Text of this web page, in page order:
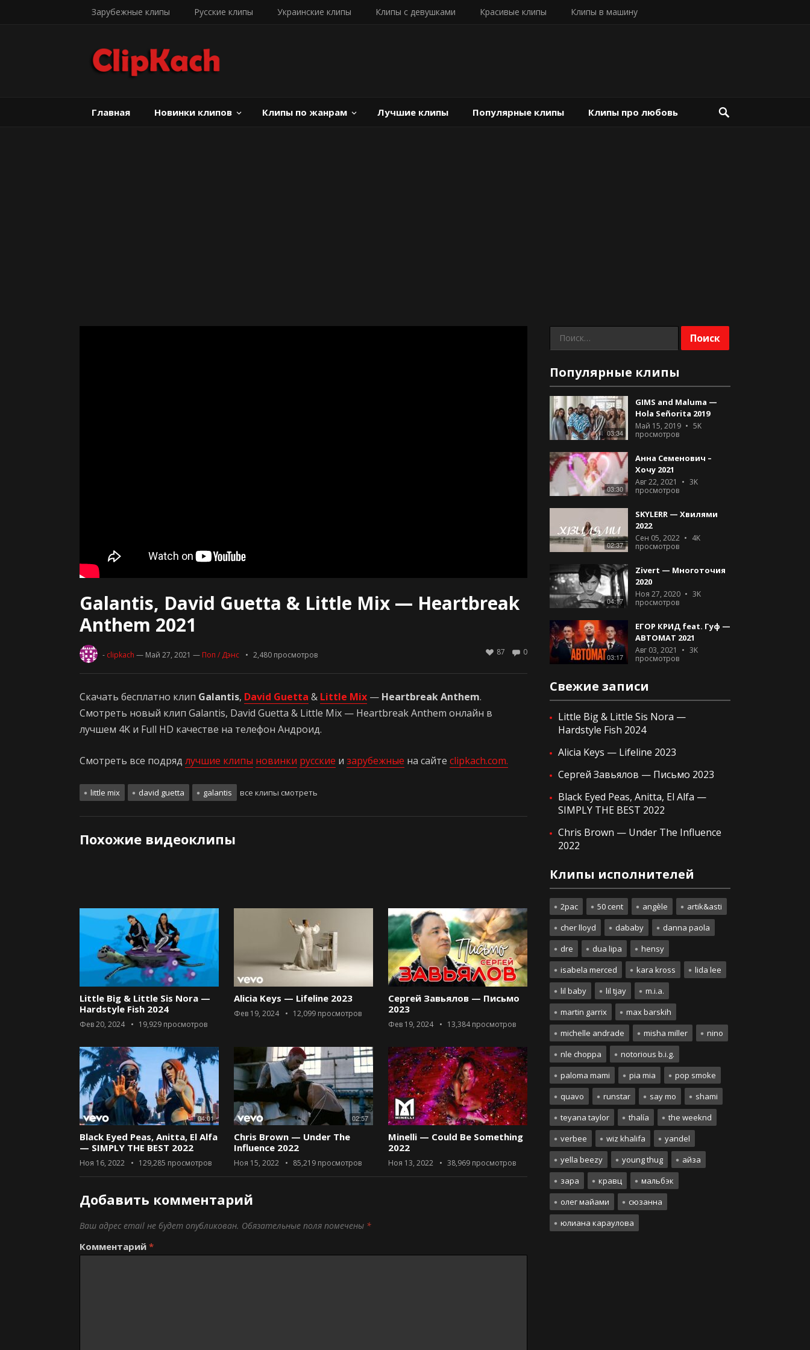
Зарубежные клипы Русские клипы Украинские клипы Клипы с девушками Красивые клипы Клипы в машину
Главная Новинки клипов Клипы по жанрам Лучшие клипы Популярные клипы Клипы про любовь
Galantis, David Guetta & Little Mix — Heartbreak
Anthem 2021
- clipkach — Май 27, 2021 — Поп / Дэнс 2,480 просмотров 0
87
Скачать бесплатно клип Galantis, David Guetta & Little Mix — Heartbreak Anthem.
Смотреть новый клип Galantis, David Guetta & Little Mix — Heartbreak Anthem онлайн в
лучшем 4K и Full HD качестве на телефон Андроид.
Смотреть все подряд лучшие клипы новинки русские и зарубежные на сайте clipkach.com.
little mix david guetta galantis все клипы смотреть
Похожие видеоклипы
Little Big & Little Sis Nora —
Hardstyle Fish 2024
Фев 20, 2024 19,929 просмотров
Alicia Keys — Lifeline 2023
Фев 19, 2024 12,099 просмотров
Сергей Завьялов — Письмо
2023
Фев 19, 2024 13,384просмотров
04:01
Black Eyed Peas, Anitta, El Alfa
— SIMPLY THE BEST 2022
Ноя 16, 2022 129,285 просмотров
02:57
Chris Brown — Under The
Influence 2022
Ноя 15, 2022 85,219 просмотров
Minelli — Could Be Something
2022
Ноя 13, 2022 38,969 просмотров
Добавить комментарий
Ваш адрес email не будет опубликован. Обязательные поля помечены *
Комментарий *
Найти:
Популярные клипы
03:34
GIMS and Maluma —
Hola Señorita 2019
Май 15, 2019
5K
просмотров
03:30
Анна Семенович –
Хочу 2021
Авг 22, 2021
3K
просмотров
02:37
SKYLERR — Хвилями
2022
Сен 05, 2022
4K
просмотров
04:17
Zivert — Многоточия
2020
Ноя 27, 2020
3K
просмотров
03:17
ЕГОР КРИД feat. Гуф —
АВТОМАТ 2021
Авг 03, 2021
3K
просмотров
Свежие записи
Little Big & Little Sis Nora —
Hardstyle Fish 2024
Alicia Keys — Lifeline 2023
Сергей Завьялов — Письмо 2023
Black Eyed Peas, Anitta, El Alfa —
SIMPLY THE BEST 2022
Chris Brown — Under The Influence
2022
Клипы исполнителей
2pac 50 cent angèle
artik&asti
cher lloyd
dababy
danna paola
dre
dua lipa
hensy
isabela merced
kara kross
lida lee
lil baby
lil tjay
m.i.a.
martin garrix
max barskih
michelle andrade
misha miller
nino
nle choppa
notorious b.i.g.
paloma mami
pia mia
pop smoke
quavo
runstar say mo
shami
teyana taylor
thalía
the weeknd
verbee
wiz khalifa
yandel
yella beezy
young thug
айза
зара
кравц
мальбэк
олег майами
сюзанна
юлиана караулова